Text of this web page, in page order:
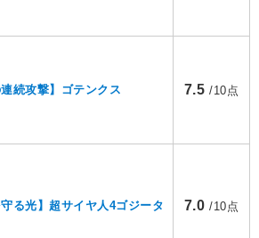
連続攻撃】ゴテンクス 7.5 /10点
守る光】超サイヤ人4ゴジータ 7.0 /10点